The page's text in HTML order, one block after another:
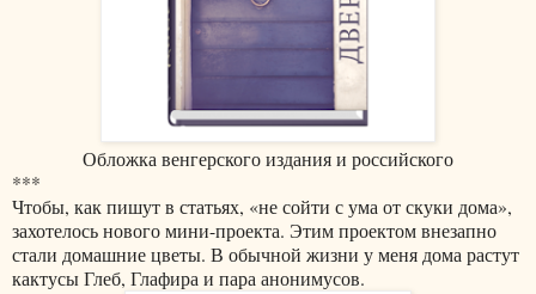
Обложка венгерского издания и российского
***
Чтобы, как пишут в статьях, «не сойти с ума от скуки дома»,
захотелось нового мини-проекта. Этим проектом внезапно
стали домашние цветы. В обычной жизни у меня дома растут
кактусы Глеб, Глафира и пара анонимусов.